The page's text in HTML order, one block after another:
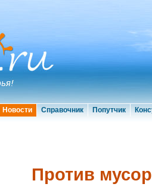
Новости Справочник Попутчик
Против